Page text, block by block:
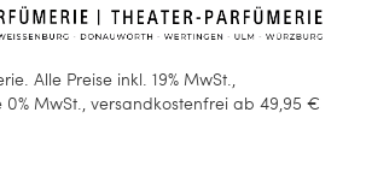
Alle Preise inkl. 19% MwSt.,
0% MwSt., versandkostenfrei ab 49,95 €